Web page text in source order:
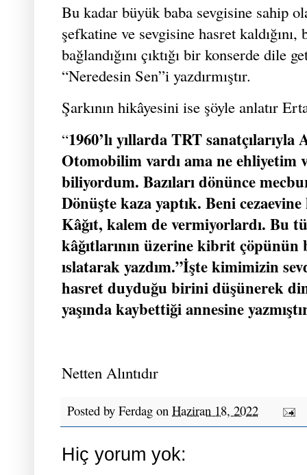
Bu kadar büyük baba sevgisine sahip
şefkatine ve sevgisine hasret
bağlandığını çıktığı bir konserde dile
“Neredesin Sen”i yazdırmıştır.
Şarkının hikâyesini ise şöyle anlatır
“1960’lı yıllarda TRT
Otomobilim vardı ama ne ehliyetim
biliyordum. Bazıları dönünce
Dönüşte kaza yaptık. Beni
Kâğıt, kalem de vermiyorlardı. Bu
kâğıtlarının üzerine kibrit
ıslatarak yazdım.”İşte kimimizin
hasret duyduğu birini düşünerek
yaşında kaybettiği annesine
Netten Alıntıdır
Posted by Ferdag on Haziran 18, 2022
Hiç yorum yok: